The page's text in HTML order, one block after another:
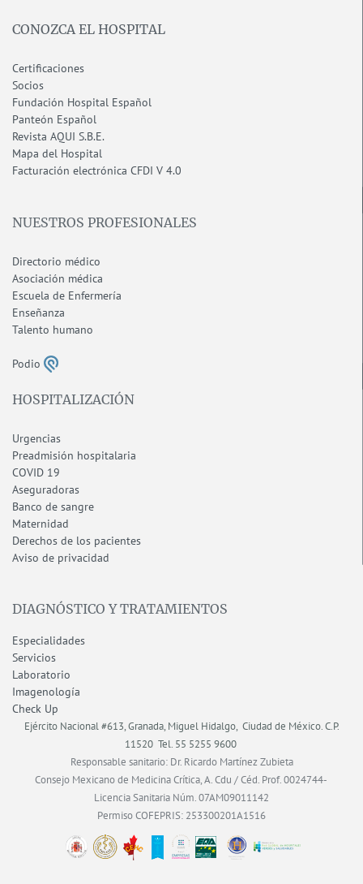
CONOZCA EL HOSPITAL
Certificaciones
Socios
Fundación Hospital Español
Panteón Español
Revista AQUI S.B.E.
Mapa del Hospital
Facturación electrónica CFDI V 4.0
NUESTROS PROFESIONALES
Directorio médico
Asociación médica
Escuela de Enfermería
Enseñanza
Talento humano
Podio
HOSPITALIZACIÓN
Urgencias
Preadmisión hospitalaria
COVID 19
Aseguradoras
Banco de sangre
Maternidad
Derechos de los pacientes
Aviso de privacidad
DIAGNÓSTICO Y TRATAMIENTOS
Especialidades
Servicios
Laboratorio
Imagenología
Check Up
Ejército Nacional #613, Granada, Miguel Hidalgo, Ciudad de México.C.P.
11520Tel. 55 5255 9600
Responsable sanitario: Dr. Ricardo Martínez Zubieta
Consejo Mexicano de Medicina Crítica, A. Cdu / Céd. Prof. 0024744-
Licencia Sanitaria Núm. 07AM09011142
Permiso COFEPRIS: 253300201A1516